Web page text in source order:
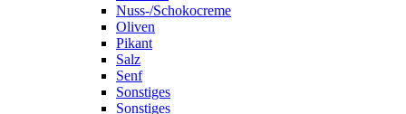
Nuss-/Schokocreme
Oliven
Pikant
Salz
Senf
Sonstiges
Sonstiges